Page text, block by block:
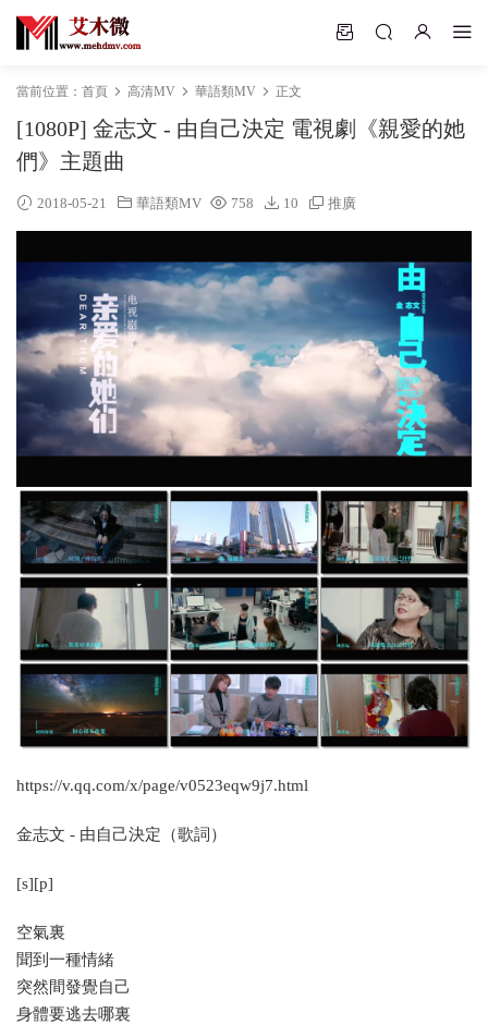
當前位置： 首頁 高清MV 華語類MV 正文
[1080P] 金志文 - 由自己決定 電視劇《親愛的她
們》主題曲
2018-05-21 華語類MV 758 10 推廣
https://v.qq.com/x/page/v0523eqw9j7.html
金志文 - 由自己決定（歌詞）
[s][p]
空氣裏
聞到一種情緒
突然間發覺自己
身體要逃去哪裏